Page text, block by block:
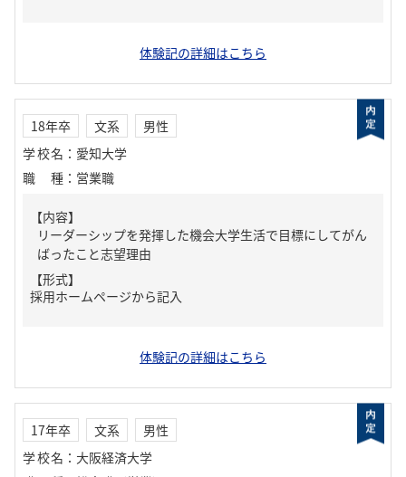
体験記の詳細はこちら
18年卒 文系
男性
学校名 ： 愛知大学
職種 ： 営業職
【内容】
リーダーシップを発揮した機会大学生活で目標にしてがん
ばったこと志望理由
【形式】
採用ホームページから記入
体験記の詳細はこちら
17年卒 文系
男性
学校名 ： 大阪経済大学